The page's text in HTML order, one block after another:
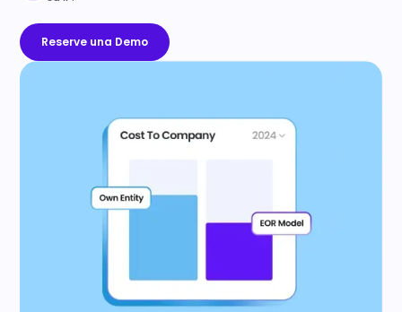
Reserve una Demo